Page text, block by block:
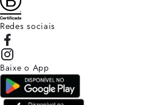
Redes sociais
Baixe o App